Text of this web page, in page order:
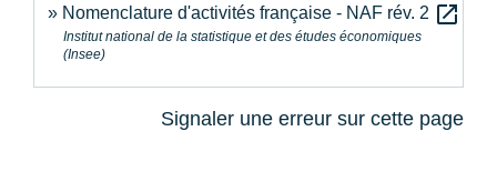
Nomenclature d'activités française - NAF rév. 2 open_in_new
Institut national de la statistique et des études économiques
(Insee)
Signaler une erreur sur cette page